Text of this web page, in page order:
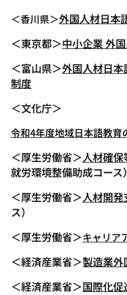
＜香川県＞外国人材日本
＜東京都＞中小企業 外
＜富山県＞外国人材日
制度
＜文化庁＞
令和4年度地域日本語教
＜厚生労働省＞人材確保
就労環境整備助成コース）
＜厚生労働省＞人材開発
ス）
＜厚生労働省＞キャリア
＜経済産業省＞製造業外
＜経済産業省＞国際化